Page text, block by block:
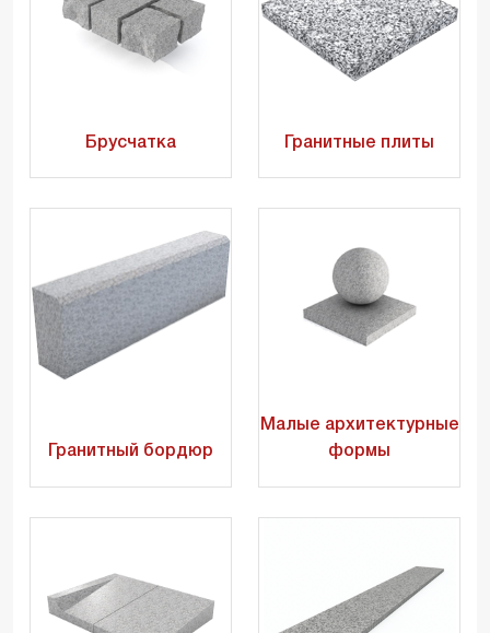
Брусчатка Гранитные плиты
Гранитный бордюр
Малые архитектурные
формы